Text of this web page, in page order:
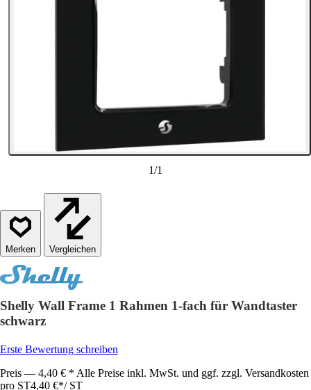
1/1
Vergleichen
Shelly Wall Frame 1 Rahmen 1-fach für Wandtaster
schwarz
Erste Bewertung schreiben
Preis — 4,40 € * Alle Preise inkl. MwSt. und ggf. zzgl. Versandkosten
pro ST4,40 €*/ ST